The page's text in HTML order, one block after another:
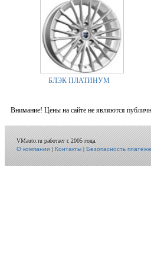
БЛЭК ПЛАТИНУМ
Внимание! Цены на сайте не являются
VMauto.ru работает с 2005 года.
О компании|Контакты|Безопасность